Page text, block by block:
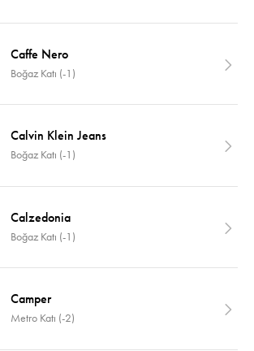
Caffe Nero
Boğaz Katı (-1)
Calvin Klein Jeans
Boğaz Katı (-1)
Calzedonia
Boğaz Katı (-1)
Camper
Metro Katı (-2)